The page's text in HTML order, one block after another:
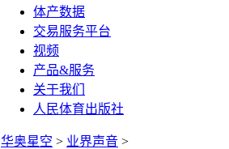
体产数据
交易服务平台
视频
产品&服务
关于我们
人民体育出版社
华奥星空 > 业界声音 >